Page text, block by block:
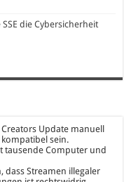
die Cybersicherheit
Update manuell
sein.
tausende Computer und
dass Streamen illegaler